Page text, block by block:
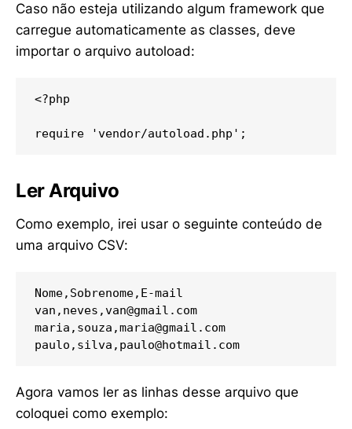
Caso não esteja utilizando algum framework que
carregue automaticamente as classes, deve
importar o arquivo autoload:
<?php
require 'vendor/autoload.php';
Ler Arquivo
Como exemplo, irei usar o seguinte conteúdo de
uma arquivo CSV:
Nome,Sobrenome,E-mail
van,neves,van@gmail.com
maria,souza,maria@gmail.com
paulo,silva, paulo@hotmail.com
Agora vamos ler as linhas desse arquivo que
coloquei como exemplo: